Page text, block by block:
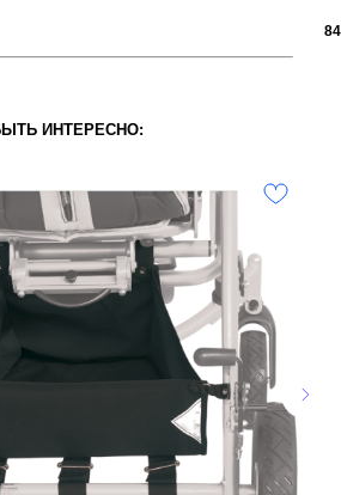
84
ИНТЕРЕСНО: